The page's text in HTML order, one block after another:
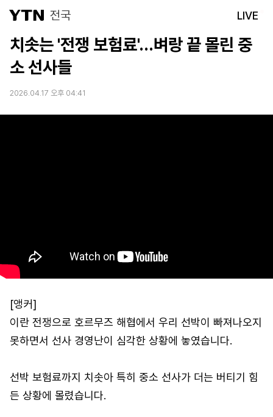
전국 LIVE
치솟는 '전쟁 보험료'...벼랑 끝 몰린 중
소 선사들
2026.04.17 오후 04:41
[앵커]
이란 전쟁으로 호르무즈 해협에서 우리 선박이 빠져나오지
못하면서 선사 경영난이 심각한 상황에 놓였습니다.
선박 보험료까지 치솟아 특히 중소 선사가 더는 버티기 힘
든 상황에 몰렸습니다.